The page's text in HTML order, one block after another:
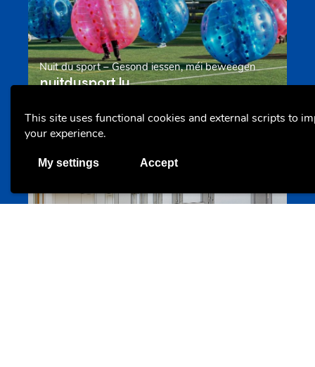
This site uses functional cookies and external scripts to
your experience.
My settings Accept
Nuit du sport – Gesond iessen, méi beweegen
nuitdusport.lu
Offres & Initiatives